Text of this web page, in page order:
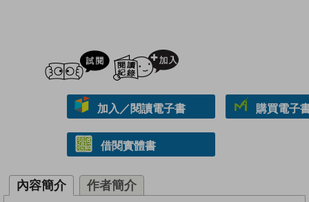
試閲
加入／閱讀電子書 購買電子
借閱實體書
內容簡介 作者簡介